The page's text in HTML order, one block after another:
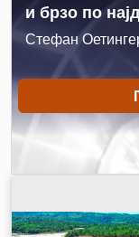
и брзо по
Стефан